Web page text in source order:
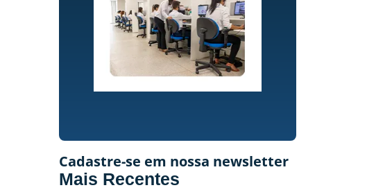
Cadastre-se em nossa newsletter
Mais Recentes